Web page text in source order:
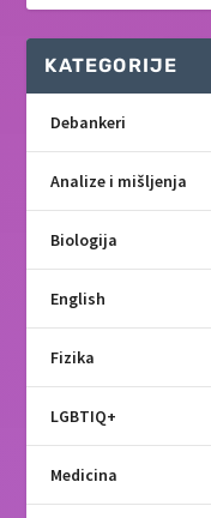
KATEGORIJE
Debankeri
Analize i mišljenja
Biologija
English
Fizika
LGBTIQ+
Medicina